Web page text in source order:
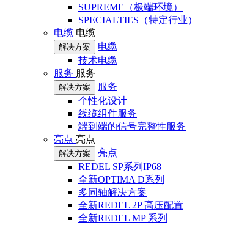
SUPREME（极端环境）
SPECIALTIES（特定行业）
电缆 电缆
解决方案
电缆
技术电缆
服务 服务
解决方案
服务
个性化设计
线缆组件服务
端到端的信号完整性服务
亮点 亮点
解决方案
亮点
REDEL SP系列IP68
全新OPTIMA D系列
多同轴解决方案
全新REDEL 2P 高压配置
全新REDEL MP 系列